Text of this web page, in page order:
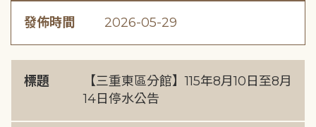
發佈時間 2026-05-29
標題
【三重東區分館】115年8月10日至8月
14日停水公告